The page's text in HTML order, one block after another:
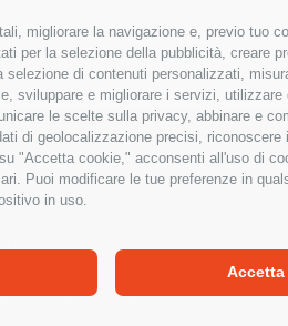
migliorare la navigazione e, previo tuo
per la selezione della pubblicità, creare
di contenuti personalizzati,
sviluppare e migliorare i servizi,
le scelte sulla privacy, abbinare e
di geolocalizzazione precisi,
"Accetta cookie," acconsenti all'uso di
Puoi modificare le tue preferenze in
in uso.
(VI)
Parità di Genere